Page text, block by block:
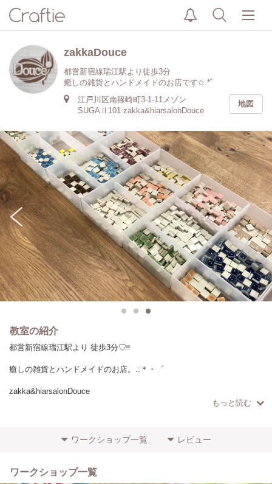
zakkaDouce
都営新宿線瑞江駅より徒歩3分
癒しの雑貨とハンドメイドのお店です✩.*˚
江戸川区南篠崎町3-1-11メゾン
SUGAⅡ101 zakka&hiarsalonDouce
地図
教室の紹介
都営新宿線瑞江駅より 徒歩3分♡︎ᵎᵎᵎ
癒しの雑貨とハンドメイドのお店。.:＊・゜
zakka&hiarsalonDouce
店頭での販売、色んなワークショップや
癒しの店内ワークスペースで
もっと読む
ワークショップ一覧 レビュー
ワークショップ一覧